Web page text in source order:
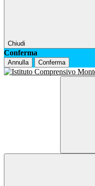
Chiudi
Conferma
Annulla Conferma